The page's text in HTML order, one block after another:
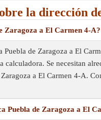
la dirección
Zaragoza a El Carmen 4-A?
de Zaragoza a El
Se necesitan
a El Carmen 4-A.
Puebla de Zaragoza a El